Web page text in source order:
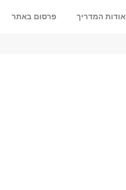
אודות המדריך פרסום באתר